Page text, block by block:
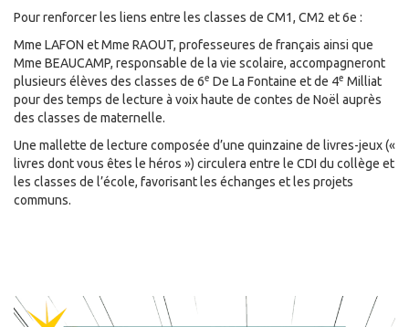
Pour renforcer les liens entre les classes de CM1, CM2 et 6e :
Mme LAFON et Mme RAOUT, professeures de français ainsi que
Mme BEAUCAMP, responsable de la vie scolaire, accompagneront
plusieurs élèves des classes de 6e De La Fontaine et de 4e Milliat
pour des temps de lecture à voix haute de contes de Noël auprès
des classes de maternelle.
Une mallette de lecture composée d’une quinzaine de livres-jeux («
livres dont vous êtes le héros ») circulera entre le CDI du collège et
les classes de l’école, favorisant les échanges et les projets
communs.